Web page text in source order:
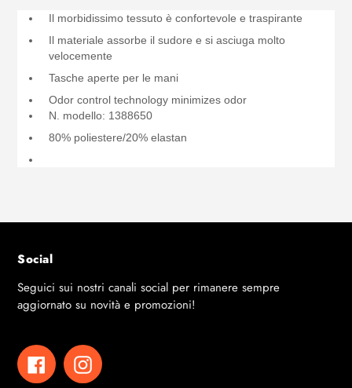
Il morbidissimo tessuto è confortevole e traspirante
Il materiale assorbe il sudore e si asciuga molto
velocemente
Tasche aperte per le mani
Odor control technology minimizes odor
N. modello: 1388650
80% poliestere/20% elastan
Social
Seguici sui nostri canali social per rimanere sempre
aggiornato su novità e promozioni!
FacebookInstagram